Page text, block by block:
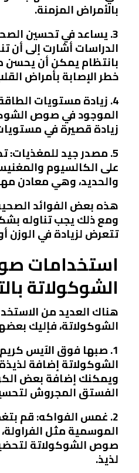
بالأمراض المزمنة.
3. يساعد في تحسين
الدراسات أشارت إلى أن
بانتظام يمكن أن
خطر الإصابة بأمراض
4. زيادة مستويات
الموجود في صوص
زيادة قصيرة في
5. مصدر جيد للمغذيات:
على الكالسيوم
والحديد، وهي معادن
هذه بعض الفوائد
ومع ذلك يجب تناوله
تتعرض لزيادة في
استخدامات
الشوكولاتة
هناك العديد من
الشوكولاتة، فإليك
1. صبها فوق الآيس
الشوكولاتة إضافة
ويمكنك إضافة بعض
الفستق المجروش
2. غمس الفواكه: قم
الموسمية مثل
صوص الشوكولاتة
لذيذ.